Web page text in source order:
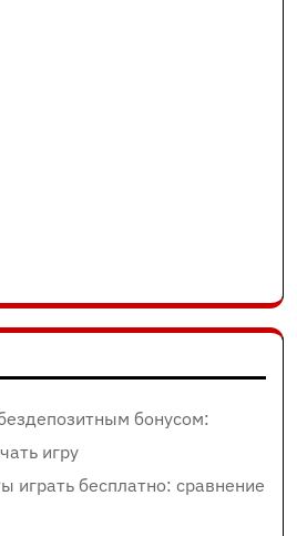
бонусом:
игру
играть бесплатно: сравнение